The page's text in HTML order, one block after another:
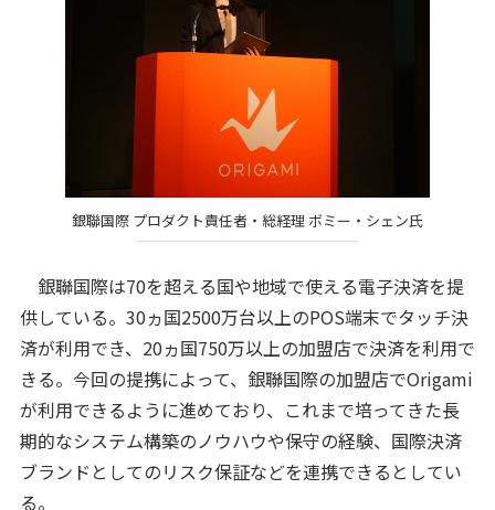
銀聯国際 プロダクト責任者・総経理 ボミー・シェン氏
銀聯国際は70を超える国や地域で使える電子決済を提
供している。30ヵ国2500万台以上のPOS端末でタッチ決
済が利用でき、20ヵ国750万以上の加盟店で決済を利用で
きる。今回の提携によって、銀聯国際の加盟店でOrigami
が利用できるように進めており、これまで培ってきた長
期的なシステム構築のノウハウや保守の経験、国際決済
ブランドとしてのリスク保証などを連携できるとしてい
る。